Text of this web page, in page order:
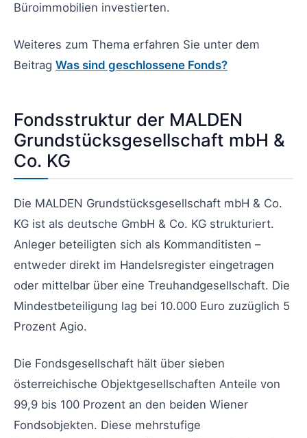
Büroimmobilien investierten.
Weiteres zum Thema erfahren Sie unter dem
Beitrag Was sind geschlossene Fonds?
Fondsstruktur der MALDEN
Grundstücksgesellschaft mbH &
Co. KG
Die MALDEN Grundstücksgesellschaft mbH & Co.
KG ist als deutsche GmbH & Co. KG strukturiert.
Anleger beteiligten sich als Kommanditisten –
entweder direkt im Handelsregister eingetragen
oder mittelbar über eine Treuhandgesellschaft. Die
Mindestbeteiligung lag bei 10.000 Euro zuzüglich 5
Prozent Agio.
Die Fondsgesellschaft hält über sieben
österreichische Objektgesellschaften Anteile von
99,9 bis 100 Prozent an den beiden Wiener
Fondsobjekten. Diese mehrstufige